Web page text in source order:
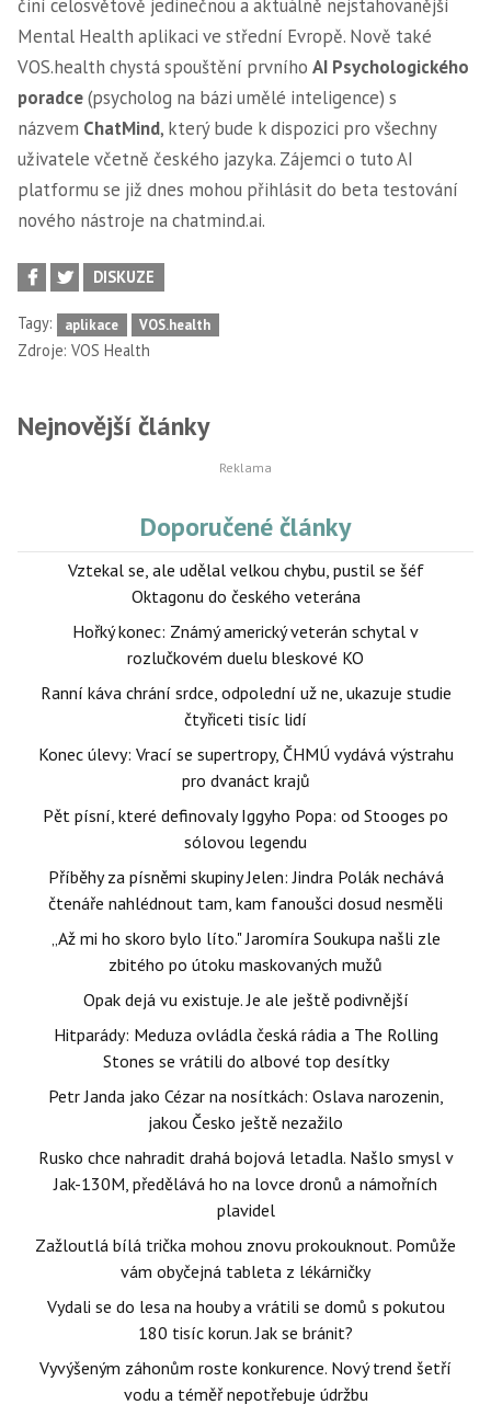
činí celosvětově jedinečnou a aktuálně nejstahovanější
Mental Health aplikaci ve střední Evropě. Nově také
VOS.health chystá spouštění prvního AI Psychologického
poradce(psycholog na bázi umělé inteligence) s
názvem ChatMind, který bude k dispozici pro všechny
uživatele včetně českého jazyka. Zájemci o tuto AI
platformu se již dnes mohou přihlásit do beta testování
nového nástroje na chatmind.ai.
DISKUZE
Tagy: aplikace VOS.health
Zdroje: VOS Health
Nejnovější články
Doporučené články
Vztekal se, ale udělal velkou chybu, pustil se šéf
Oktagonu do českého veterána
Hořký konec: Známý americký veterán schytal v
rozlučkovém duelu bleskové KO
Ranní káva chrání srdce, odpolední už ne, ukazuje studie
čtyřiceti tisíc lidí
Konec úlevy: Vrací se supertropy, ČHMÚ vydává výstrahu
pro dvanáct krajů
Pět písní, které definovaly Iggyho Popa: od Stooges po
sólovou legendu
Příběhy za písněmi skupiny Jelen: Jindra Polák nechává
čtenáře nahlédnout tam, kam fanoušci dosud nesměli
„Až mi ho skoro bylo líto." Jaromíra Soukupa našli zle
zbitého po útoku maskovaných mužů
Opak dejá vu existuje. Je ale ještě podivnější
Hitparády: Meduza ovládla česká rádia a The Rolling
Stones se vrátili do albové top desítky
Petr Janda jako Cézar na nosítkách: Oslava narozenin,
jakou Česko ještě nezažilo
Rusko chce nahradit drahá bojová letadla. Našlo smysl v
Jak-130M, předělává ho na lovce dronů a námořních
plavidel
Zažloutlá bílá trička mohou znovu prokouknout. Pomůže
vám obyčejná tableta z lékárničky
Vydali se do lesa na houby a vrátili se domů s pokutou
180 tisíc korun. Jak se bránit?
Vyvýšeným záhonům roste konkurence. Nový trend šetří
vodu a téměř nepotřebuje údržbu